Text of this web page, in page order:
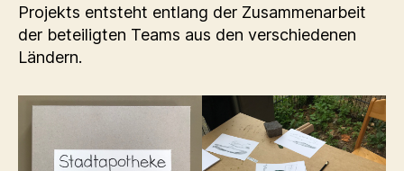
Projekts entsteht entlang der Zusammenarbeit
der beteiligten Teams aus den verschiedenen
Ländern.